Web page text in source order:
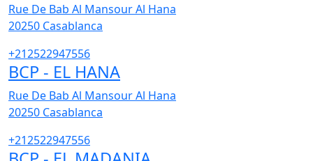
Rue De Bab Al Mansour Al Hana
20250 Casablanca
+212522947556
BCP - EL HANA
Rue De Bab Al Mansour Al Hana
20250 Casablanca
+212522947556